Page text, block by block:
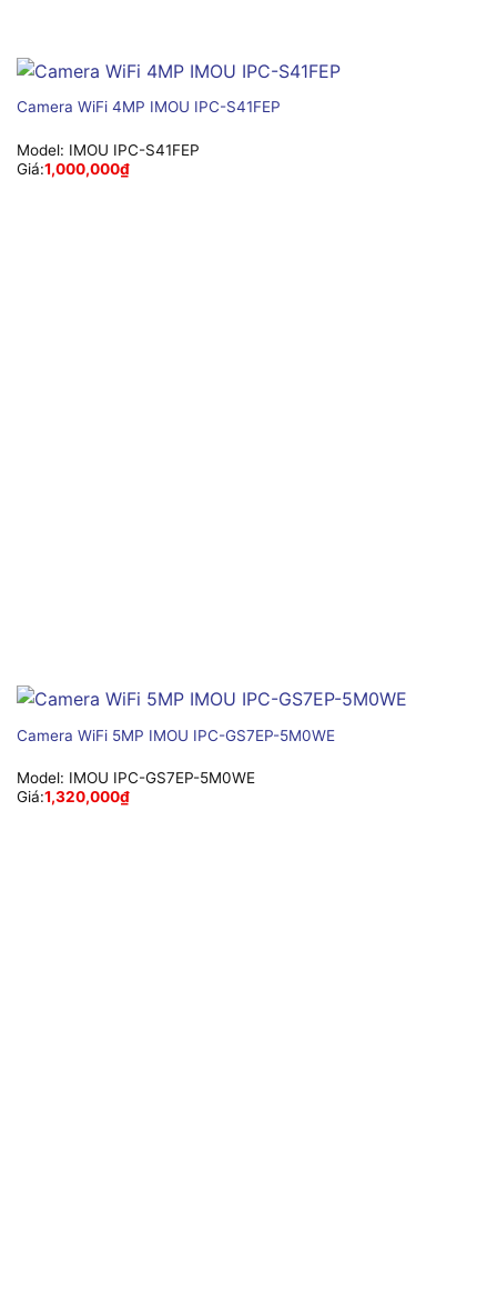
Camera WiFi 4MP IMOU IPC-S41FEP
Model: IMOU IPC-S41FEP
Giá:1,000,000₫
Camera WiFi 5MP IMOU IPC-GS7EP-5M0WE
Model: IMOU IPC-GS7EP-5M0WE
Giá:1,320,000₫